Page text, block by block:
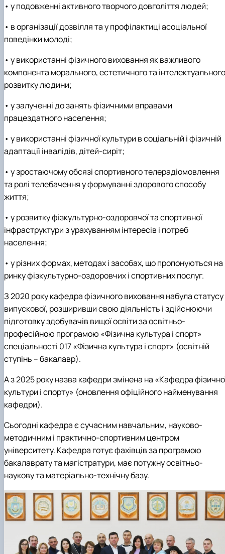
• у подовженні активного творчого довголіття людей;
• в організації дозвілля та у профілактиці асоціальної
поведінки молоді;
• у використанні фізичного виховання як важливого
компонента морального, естетичного та інтелектуального
розвитку людини;
• у залученні до занять фізичними вправами
працездатного населення;
• у використанні фізичної культури в соціальній і фізичній
адаптації інвалідів, дітей-сиріт;
• у зростаючому обсязі спортивного телерадіомовлення
та ролі телебачення у формуванні здорового способу
життя;
• у розвитку фізкультурно-оздоровчої та спортивної
інфраструктури з урахуванням інтересів і потреб
населення;
• у різних формах, методах і засобах, що пропонуються на
ринку фізкультурно-оздоровчих і спортивних послуг.
З 2020 року кафедра фізичного виховання набула статусу
випускової, розширивши свою діяльність і здійснюючи
підготовку здобувачів вищої освіти за освітньо-
професійною програмою «Фізична культура і спорт»
спеціальності 017 «Фізична культура і спорт» (освітній
ступінь – бакалавр).
А з 2025 року назва кафедри змінена на «Кафедра
культури і спорту» (оновлення офіційного найменування
кафедри).
Сьогодні кафедра є сучасним навчальним, науково-
методичним і практично-спортивним центром
університету. Кафедра готує фахівців за програмою
бакалаврату та магістратури, має потужну освітньо-
наукову та матеріально-технічну базу.